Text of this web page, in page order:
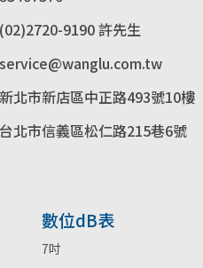
(02)2720-9190 許先生
service@wanglu.com.tw
新北市新店區中正路493號10樓
台北市信義區松仁路215巷6號
數位dB表
7吋